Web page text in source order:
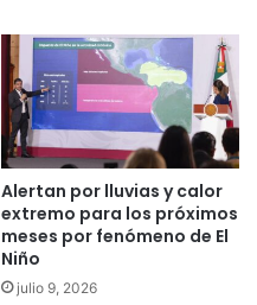
Alertan por lluvias y calor
extremo para los próximos
meses por fenómeno de El
Niño
julio 9, 2026